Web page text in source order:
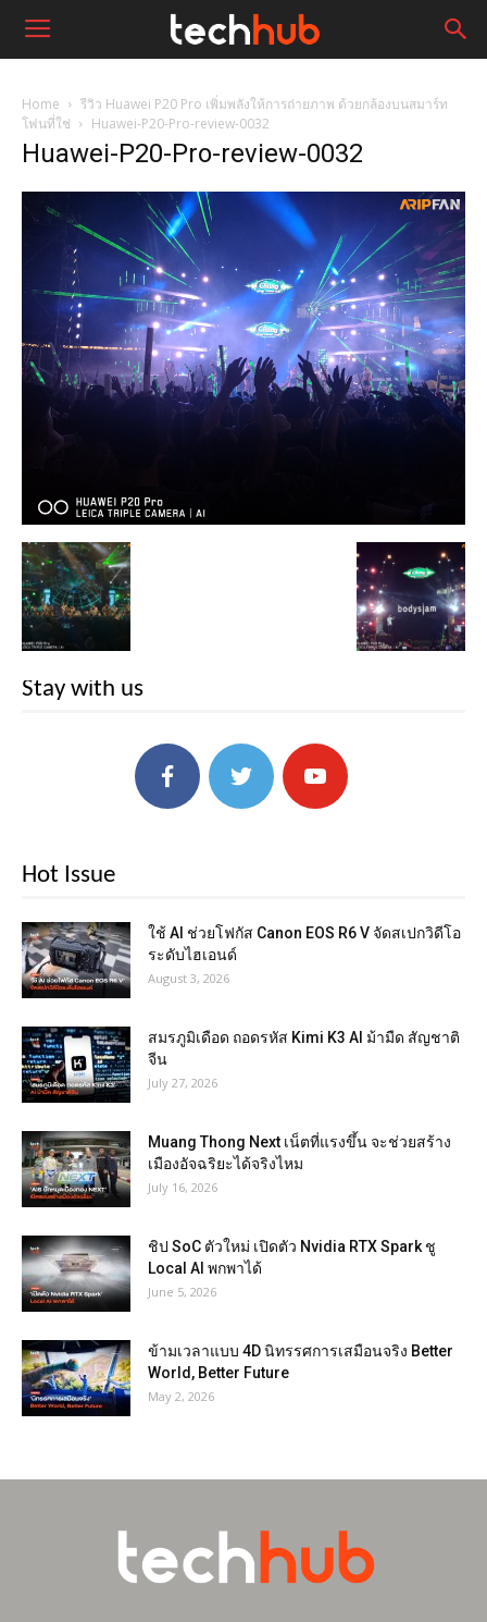
Home
รีวิว Huawei P20 Pro เพิ่มพลังให้การถ่ายภาพ ด้วยกล้องบนสมาร์ท
โฟนที่ใช่
Huawei-P20-Pro-review-0032
Huawei-P20-Pro-review-0032
Stay with us
Hot Issue
ใช้ AI ช่วยโฟกัส Canon EOS R6 V จัดสเปกวิดีโอ
ระดับไฮเอนด์
August 3, 2026
สมรภูมิเดือด ถอดรหัส Kimi K3 AI ม้ามืด สัญชาติ
จีน
July 27, 2026
Muang Thong Next เน็ตที่แรงขึ้น จะช่วยสร้าง
เมืองอัจฉริยะได้จริงไหม
July 16, 2026
ชิป SoC ตัวใหม่ เปิดตัว Nvidia RTX Spark ชู
Local AI พกพาได้
June 5, 2026
ข้ามเวลาแบบ 4D นิทรรศการเสมือนจริง Better
World, Better Future
May 2, 2026